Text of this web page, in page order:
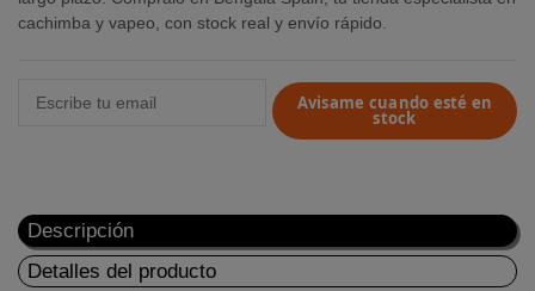
cachimba y vapeo, con stock real y envío rápido.
Avisame cuando esté en
stock
Descripción
Detalles del producto